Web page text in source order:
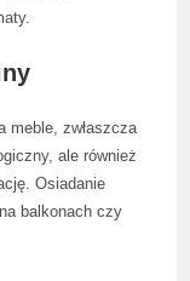
meble, zwłaszcza
ale również
Osiadanie
balkonach czy